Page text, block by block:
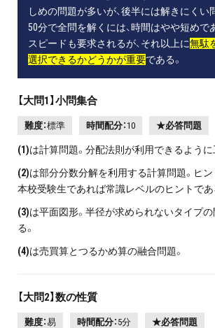
しめの問題が多いが、後半には解きにくい
50分で全問を解くには、時間はやや短めで
スピードも要求されるが、それ以上に無駄
選択できるかどうかが重要である。
【大問1】小問集合
難度：標準 時間配分：10 ★必答問題
(1)は計算問題。分配法則が利用できるように
(2)は部分分数分解を利用する計算問題。ヒン
本校受験生であれば常識レベルのヒントであ
(3)は平面図形。半径が求められないタイプ
る。
(4)は売買算とつるかめ算の融合問題。
【大問2】数の性質
難度：易 時間配分： 5分 ★必答問題